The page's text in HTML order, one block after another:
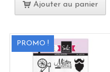
Ajouter au panier
PROMO !